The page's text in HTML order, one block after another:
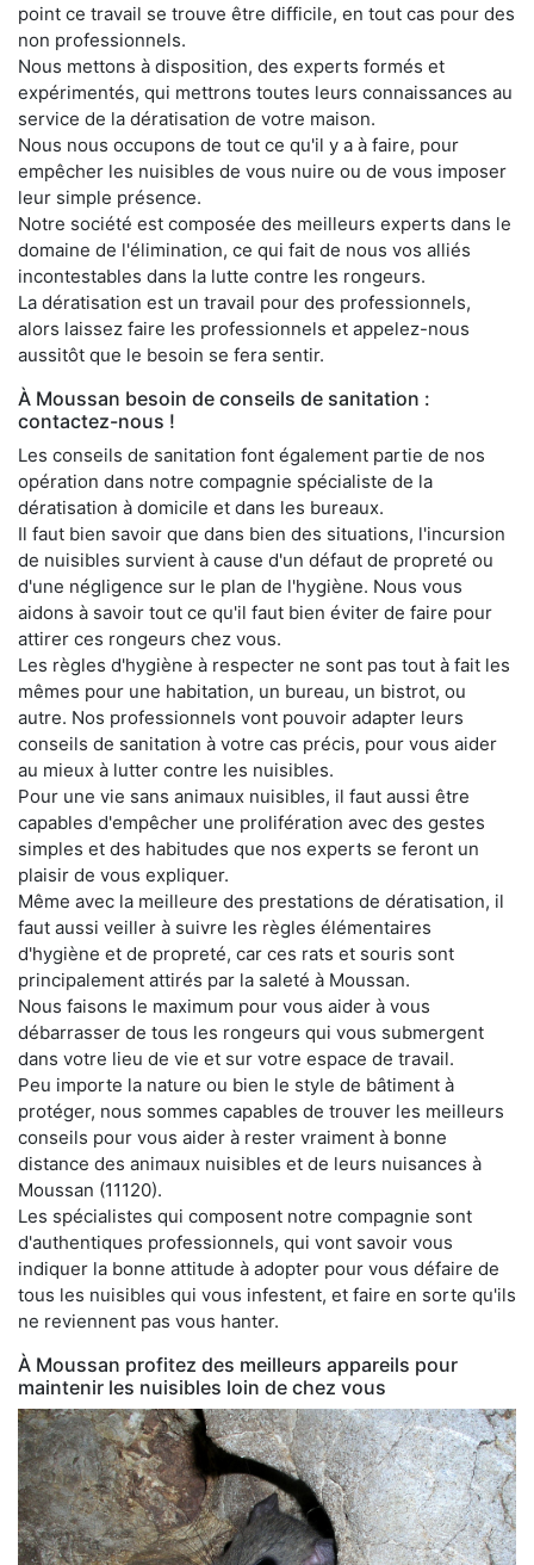
point ce travail se trouve être difficile, en tout cas pour des
non professionnels.
Nous mettons à disposition, des experts formés et
expérimentés, qui mettrons toutes leurs connaissances au
service de la dératisation de votre maison.
Nous nous occupons de tout ce qu'il y a à faire, pour
empêcher les nuisibles de vous nuire ou de vous imposer
leur simple présence.
Notre société est composée des meilleurs experts dans le
domaine de l'élimination, ce qui fait de nous vos alliés
incontestables dans la lutte contre les rongeurs.
La dératisation est un travail pour des professionnels,
alors laissez faire les professionnels et appelez-nous
aussitôt que le besoin se fera sentir.
À Moussan besoin de conseils de sanitation :
contactez-nous !
Les conseils de sanitation font également partie de nos
opération dans notre compagnie spécialiste de la
dératisation à domicile et dans les bureaux.
Il faut bien savoir que dans bien des situations, l'incursion
de nuisibles survient à cause d'un défaut de propreté ou
d'une négligence sur le plan de l'hygiène. Nous vous
aidons à savoir tout ce qu'il faut bien éviter de faire pour
attirer ces rongeurs chez vous.
Les règles d'hygiène à respecter ne sont pas tout à fait les
mêmes pour une habitation, un bureau, un bistrot, ou
autre. Nos professionnels vont pouvoir adapter leurs
conseils de sanitation à votre cas précis, pour vous aider
au mieux à lutter contre les nuisibles.
Pour une vie sans animaux nuisibles, il faut aussi être
capables d'empêcher une prolifération avec des gestes
simples et des habitudes que nos experts se feront un
plaisir de vous expliquer.
Même avec la meilleure des prestations de dératisation, il
faut aussi veiller à suivre les règles élémentaires
d'hygiène et de propreté, car ces rats et souris sont
principalement attirés par la saleté à Moussan.
Nous faisons le maximum pour vous aider à vous
débarrasser de tous les rongeurs qui vous submergent
dans votre lieu de vie et sur votre espace de travail.
Peu importe la nature ou bien le style de bâtiment à
protéger, nous sommes capables de trouver les meilleurs
conseils pour vous aider à rester vraiment à bonne
distance des animaux nuisibles et de leurs nuisances à
Moussan (11120).
Les spécialistes qui composent notre compagnie sont
d'authentiques professionnels, qui vont savoir vous
indiquer la bonne attitude à adopter pour vous défaire de
tous les nuisibles qui vous infestent, et faire en sorte qu'ils
ne reviennent pas vous hanter.
À Moussan profitez des meilleurs appareils pour
maintenir les nuisibles loin de chez vous